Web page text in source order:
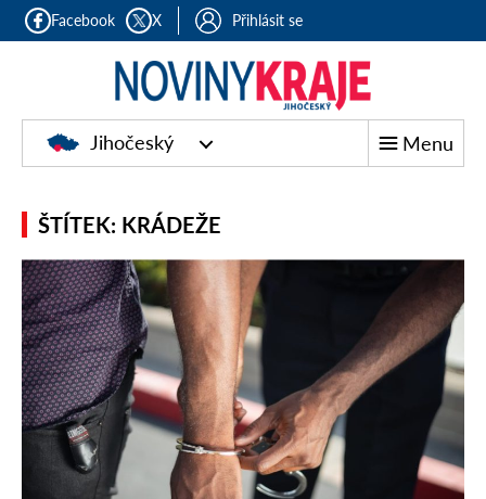
Facebook X Přihlásit se
Jihočeský Menu
ŠTÍTEK: KRÁDEŽE